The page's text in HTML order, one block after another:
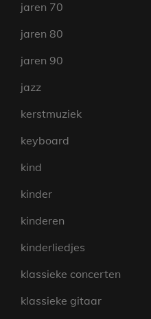
jaren 70
jaren 80
jaren 90
jazz
kerstmuziek
keyboard
kind
kinder
kinderen
kinderliedjes
klassieke concerten
klassieke gitaar